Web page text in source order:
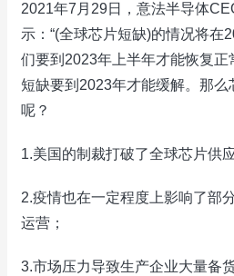
2021年7月29日，意法半导体
示：“(全球芯片短缺)的情况将在
们要到2023年上半年才能恢复正
短缺要到2023年才能缓解。那么
呢？
1.美国的制裁打破了全球芯片供
2.疫情也在一定程度上影响了部
运营；
3.市场压力导致生产企业大量备货